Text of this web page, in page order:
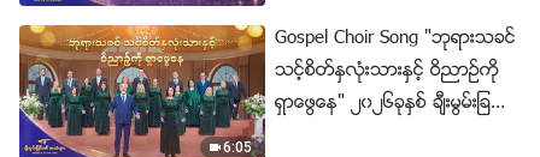
6:05
Gospel Choir Song "ဘုရားသခင္
သင့္စိတ္ႏွလုံးသားႏွင့္ ဝိညာဥ္ကို
ရွာေဖြေန" ၂၀၂၆ခုႏွစ္ ခ်ီးမြမ္းျခ